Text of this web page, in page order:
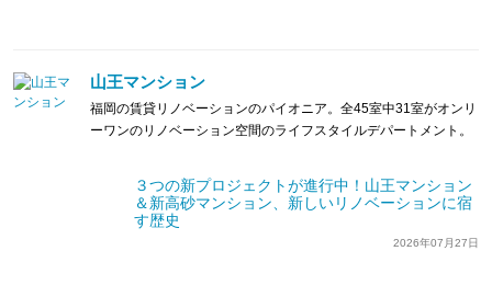
山王マンション
福岡の賃貸リノベーションのパイオニア。全45室中31室がオンリ
ーワンのリノベーション空間のライフスタイルデパートメント。
３つの新プロジェクトが進行中！山王マンション
＆新高砂マンション、新しいリノベーションに宿
す歴史
2026年07月27日